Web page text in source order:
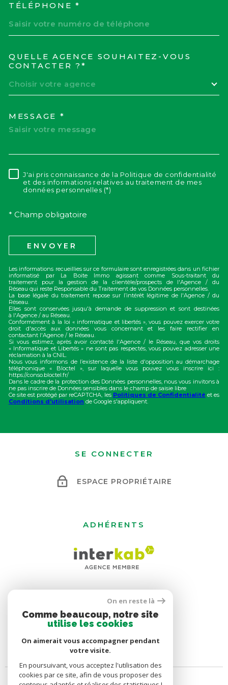
TÉLÉPHONE *
QUELLE AGENCE SOUHAITEZ-VOUS
CONTACTER ?*
Choisir votre agence
MESSAGE *
RÈGLEMENTATION
J'ai pris connaissance de la Politique de confidentialité
et des informations relatives au traitement de mes
données personnelles (*)
* Champ obligatoire
ENVOYER
Les informations recueillies sur ce formulaire sont enregistrées dans un fichier
informatisé par La Boite Immo agissant comme Sous-traitant du
traitement pour la gestion de la clientèle/prospects de l'Agence / du
Réseau qui reste Responsable du Traitement de vos Données personnelles.
La base légale du traitement repose sur l’intérêt légitime de l'Agence / du
Réseau.
Elles sont conservées jusqu'à demande de suppression et sont destinées
à l'Agence / au Réseau.
Conformément à la loi « informatique et libertés », vous pouvez exercer votre
droit d'accès aux données vous concernant et les faire rectifier en
contactant l'Agence / le Réseau.
Si vous estimez, après avoir contacté l'Agence / le Réseau, que vos droits
« Informatique et Libertés » ne sont pas respectés, vous pouvez adresser une
réclamation à la CNIL.
Nous vous informons de l’existence de la liste d'opposition au démarchage
téléphonique « Bloctel », sur laquelle vous pouvez vous inscrire ici :
https://conso.bloctel.fr/
Dans le cadre de la protection des Données personnelles, nous vous invitons à
ne pas inscrire de Données sensibles dans le champ de saisie libre
Ce site est protégé par reCAPTCHA, les Politiques de Confidentialité et es
Conditions d'utilisation de Google s'appliquent.
SE CONNECTER
ESPACE PROPRIÉTAIRE
ADHÉRENTS
On en reste là
Comme beaucoup, notre site
utilise les cookies
On aimerait vous accompagner pendant
votre visite.
En poursuivant, vous acceptez l'utilisation des
cookies par ce site, afin de vous proposer des